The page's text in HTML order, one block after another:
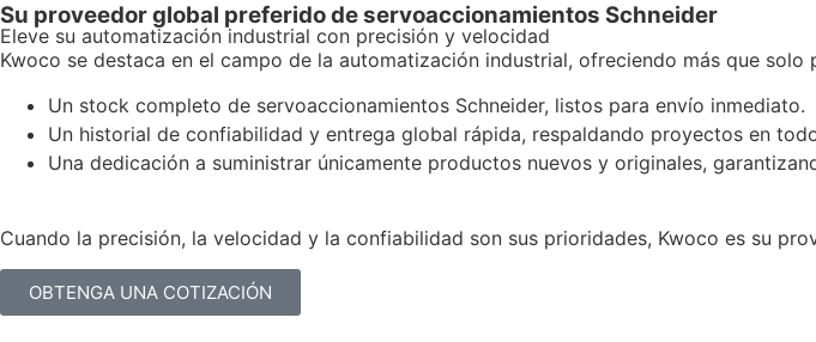
Su proveedor global preferido de servoaccionamientos Schneider
Eleve su automatización industrial con precisión y velocidad
Kwoco se destaca en el campo de la automatización industrial, ofreciendo más que
Un stock completo de servoaccionamientos Schneider, listos para envío inmediato.
Un historial de confiabilidad y entrega global rápida, respaldando proyectos en
Una dedicación a suministrar únicamente productos nuevos y originales,
Cuando la precisión, la velocidad y la confiabilidad son sus prioridades, Kwoco es su
OBTENGA UNA COTIZACIÓN